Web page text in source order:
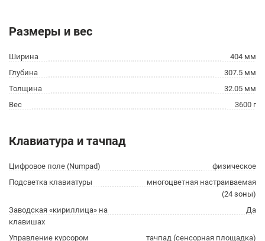
Размеры и вес
Ширина
404 мм
Глубина
307.5 мм
Толщина
32.05 мм
Вес
3600 г
Клавиатура и тачпад
Цифровое поле (Numpad)
физическое
Подсветка клавиатуры
многоцветная настраиваемая
(24 зоны)
Заводская «кириллица» на
клавишах
Да
Управление курсором
тачпад (сенсорная площадка)